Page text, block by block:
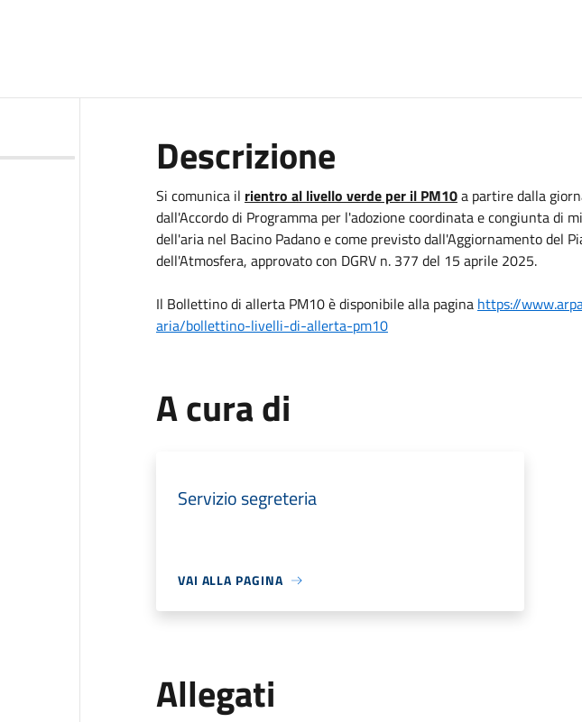
Descrizione
Si comunica il rientro al livello verde per il PM10a partire dalla
dall'Accordo di Programma per l'adozione coordinata e congiunta di
dell'aria nel Bacino Padano e come previsto dall'Aggiornamento del
dell'Atmosfera, approvato con DGRV n. 377 del 15 aprile 2025.
Il Bollettino di allerta PM10 è disponibile alla pagina https://
aria/bollettino-livelli-di-allerta-pm10
A cura di
Servizio segreteria
VAI ALLA PAGINA
Allegati